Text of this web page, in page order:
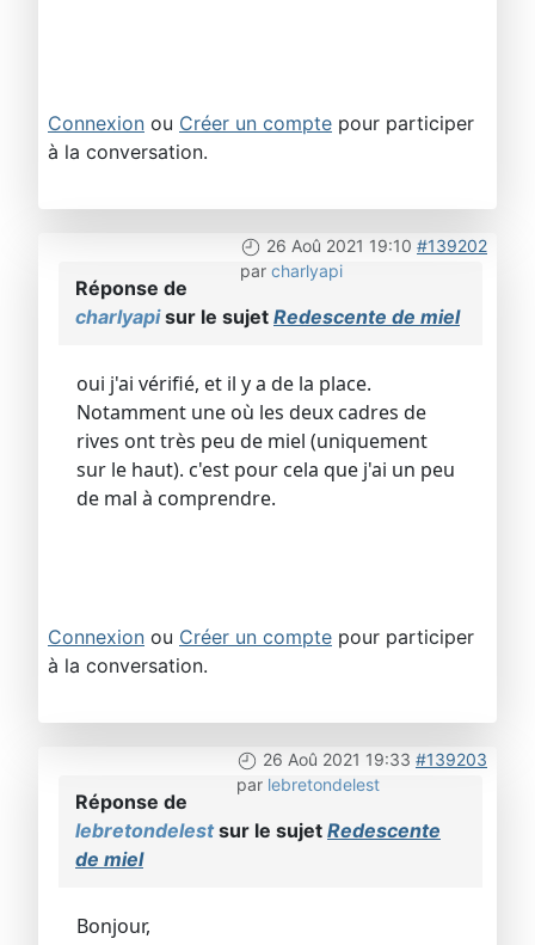
Connexion ou Créer un compte pour participer
à la conversation.
26 Aoû 2021 19:10 #139202
par charlyapi
Réponse de
charlyapisur le sujet Redescente de miel
oui j'ai vérifié, et il y a de la place.
Notamment une où les deux cadres de
rives ont très peu de miel (uniquement
sur le haut). c'est pour cela que j'ai un peu
de mal à comprendre.
Connexion ou Créer un compte pour participer
à la conversation.
26 Aoû 2021 19:33 #139203
par lebretondelest
Réponse de
lebretondelestsur le sujet Redescente
de miel
Bonjour,